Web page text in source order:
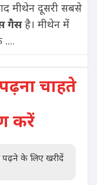
मीथेन दूसरी सबसे
गैसहै। मीथेन में
....
चाहते
करें
पढ़ने के लिए खरीदें